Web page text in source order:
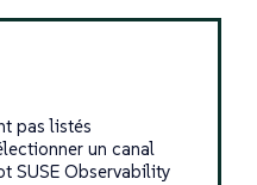
pas listés
un canal
SUSE Observability